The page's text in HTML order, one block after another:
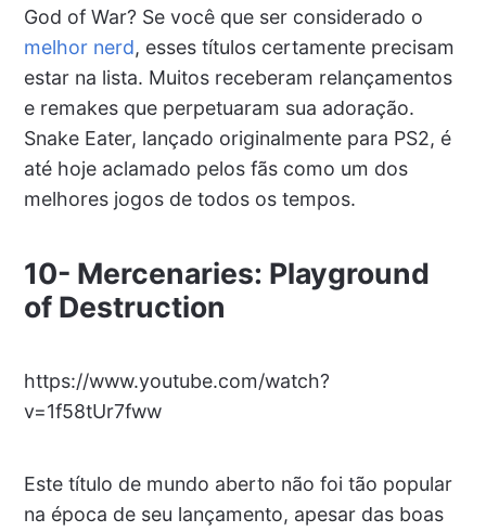
God of War? Se você que ser considerado o
melhor nerd, esses títulos certamente precisam
estar na lista. Muitos receberam relançamentos
e remakes que perpetuaram sua adoração.
Snake Eater, lançado originalmente para PS2, é
até hoje aclamado pelos fãs como um dos
melhores jogos de todos os tempos.
10- Mercenaries: Playground
of Destruction
https://www.youtube.com/watch?
v=1f58tUr7fww
Este título de mundo aberto não foi tão popular
na época de seu lançamento, apesar das boas